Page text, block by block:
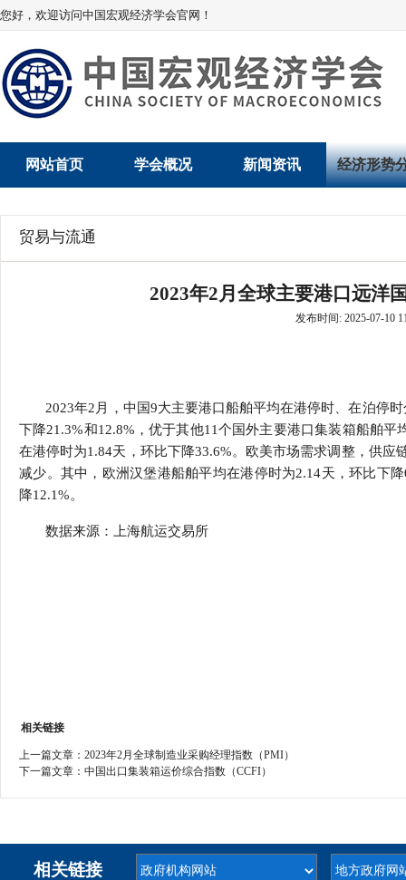
您好，欢迎访问中国宏观经济学会官网！
网站首页 学会概况
学会领导
学会章程
特邀研究员
新闻资讯
学会动态
经济形势
经济运行与
行
贸易与流
价格指数
贸易与流通
2023年2月全球主要港口远洋
发布时间: 2025-07-10
2023年2月，中国9大主要港口船舶平均在港停时、在泊停
下降21.3%和12.8%，优于其他11个国外主要港口集装箱船舶
在港停时为1.84天，环比下降33.6%。欧美市场需求调整，供
减少。其中，欧洲汉堡港船舶平均在港停时为2.14天，环比下
降12.1%。
数据来源：上海航运交易所
相关链接
上一篇文章： 2023年2月全球制造业采购经理指数（PMI）
下一篇文章： 中国出口集装箱运价综合指数（CCFI）
相关链接